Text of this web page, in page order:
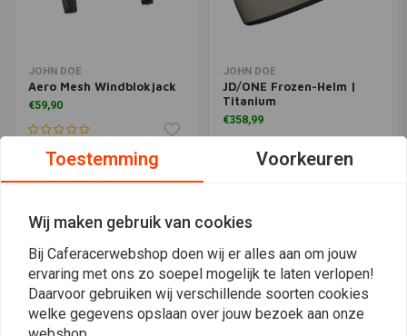
JOHN DOE
Aero Mesh Windblokjack
€59,90
JOHN DOE
JD/ONE Frozen-Helm |
Titanium
€358,99
Toestemming Voorkeuren
Wij maken gebruik van cookies
Bij Caferacerwebshop doen wij er alles aan om jouw
ervaring met ons zo soepel mogelijk te laten verlopen!
Daarvoor gebruiken wij verschillende soorten cookies
welke gegevens opslaan over jouw bezoek aan onze